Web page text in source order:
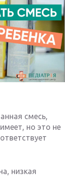
смесь,
но это не
низкая